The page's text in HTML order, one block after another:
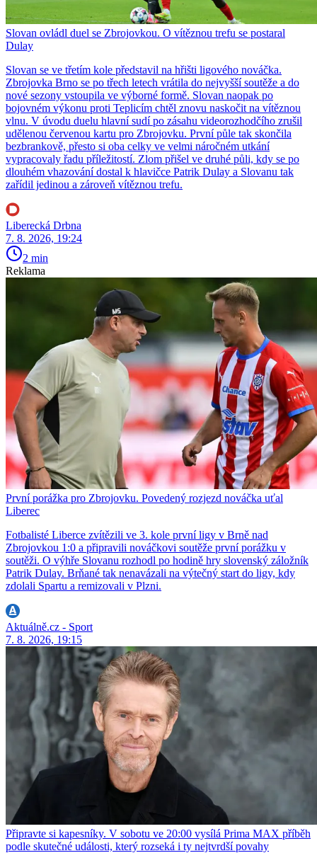
Slovan ovládl duel se Zbrojovkou. O vítěznou trefu se postaral
Dulay
Slovan se ve třetím kole představil na hřišti ligového nováčka.
Zbrojovka Brno se po třech letech vrátila do nejvyšší soutěže a do
nové sezony vstoupila ve výborné formě. Slovan naopak po
bojovném výkonu proti Teplicím chtěl znovu naskočit na vítěznou
vlnu. V úvodu duelu hlavní sudí po zásahu videorozhodčího zrušil
udělenou červenou kartu pro Zbrojovku. První půle tak skončila
bezbrankově, přesto si oba celky ve velmi náročném utkání
vypracovaly řadu příležitostí. Zlom přišel ve druhé půli, kdy se po
dlouhém vhazování dostal k hlavičce Patrik Dulay a Slovanu tak
zařídil jedinou a zároveň vítěznou trefu.
Liberecká Drbna
7. 8. 2026, 19:24
2 min
Reklama
První porážka pro Zbrojovku. Povedený rozjezd nováčka uťal
Liberec
Fotbalisté Liberce zvítězili ve 3. kole první ligy v Brně nad
Zbrojovkou 1:0 a připravili nováčkovi soutěže první porážku v
soutěži. O výhře Slovanu rozhodl po hodině hry slovenský záložník
Patrik Dulay. Brňané tak nenavázali na výtečný start do ligy, kdy
zdolali Spartu a remizovali v Plzni.
Aktuálně.cz - Sport
7. 8. 2026, 19:15
Připravte si kapesníky. V sobotu ve 20:00 vysílá Prima MAX příběh
podle skutečné události, který rozseká i ty nejtvrdší povahy